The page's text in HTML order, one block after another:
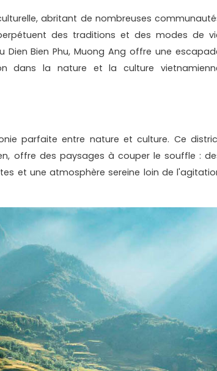
abritant de nombreuses
des traditions et des modes de
Dien Bien Phu, Muong Ang offre une
dans la nature et la culture
parfaite entre nature et culture. Ce
offre des paysages à couper le souffle :
et une atmosphère sereine loin de